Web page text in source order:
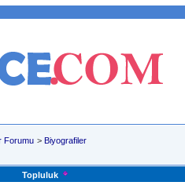
Forumu > Biyografiler
Topluluk